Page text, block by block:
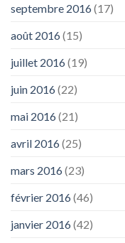
septembre 2016(17)
août 2016(15)
juillet 2016(19)
juin 2016(22)
mai 2016(21)
avril 2016(25)
mars 2016(23)
février 2016(46)
janvier 2016(42)